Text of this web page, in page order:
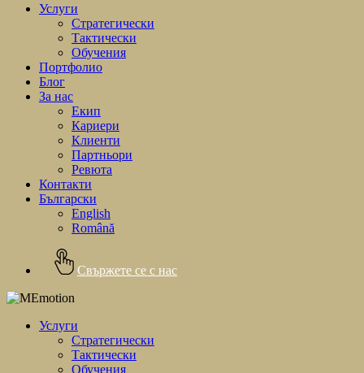
Menu
Услуги
Стратегически
Тактически
Обучения
Портфолио
Блог
За нас
Екип
Кариери
Клиенти
Партньори
Ревюта
Контакти
Български
English
Română
Свържете се с нас
Услуги
Стратегически
Тактически
Обучения